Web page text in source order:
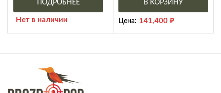
ПОДРОБНЕЕ
Нет в наличии
В КОРЗИНУ
Цена: 141,400 ₽